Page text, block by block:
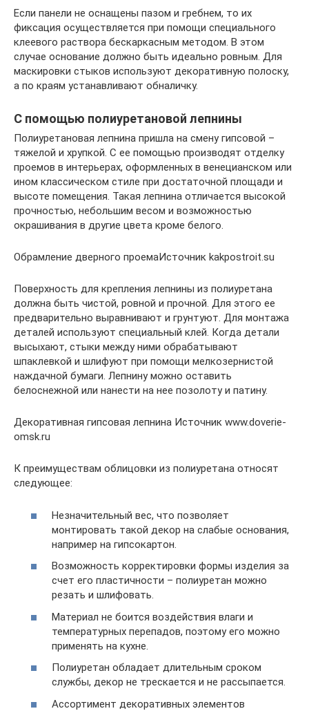
Если панели не оснащены пазом и гребнем, то их
фиксация осуществляется при помощи специального
клеевого раствора бескаркасным методом. В этом
случае основание должно быть идеально ровным. Для
маскировки стыков используют декоративную полоску,
а по краям устанавливают обналичку.
С помощью полиуретановой лепнины
Полиуретановая лепнина пришла на смену гипсовой –
тяжелой и хрупкой. С ее помощью производят отделку
проемов в интерьерах, оформленных в венецианском или
ином классическом стиле при достаточной площади и
высоте помещения. Такая лепнина отличается высокой
прочностью, небольшим весом и возможностью
окрашивания в другие цвета кроме белого.
Обрамление дверного проемаИсточник kakpostroit.su
Поверхность для крепления лепнины из полиуретана
должна быть чистой, ровной и прочной. Для этого ее
предварительно выравнивают и грунтуют. Для монтажа
деталей используют специальный клей. Когда детали
высыхают, стыки между ними обрабатывают
шпаклевкой и шлифуют при помощи мелкозернистой
наждачной бумаги. Лепнину можно оставить
белоснежной или нанести на нее позолоту и патину.
Декоративная гипсовая лепнина Источник www.doverie-
omsk.ru
К преимуществам облицовки из полиуретана относят
следующее:
Незначительный вес, что позволяет
монтировать такой декор на слабые основания,
например на гипсокартон.
Возможность корректировки формы изделия за
счет его пластичности – полиуретан можно
резать и шлифовать.
Материал не боится воздействия влаги и
температурных перепадов, поэтому его можно
применять на кухне.
Полиуретан обладает длительным сроком
службы, декор не трескается и не рассыпается.
Ассортимент декоративных элементов